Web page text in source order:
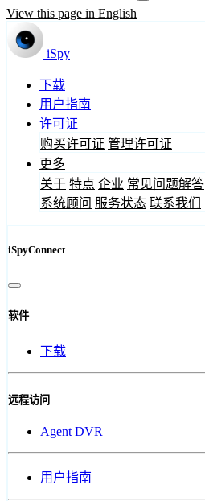
View this page in English
iSpy
下载
用户指南
许可证
购买许可证 管理许可证
更多
关于 特点 企业 常见问题解答
系统顾问 服务状态 联系我们
iSpyConnect
软件
下载
远程访问
Agent DVR
用户指南